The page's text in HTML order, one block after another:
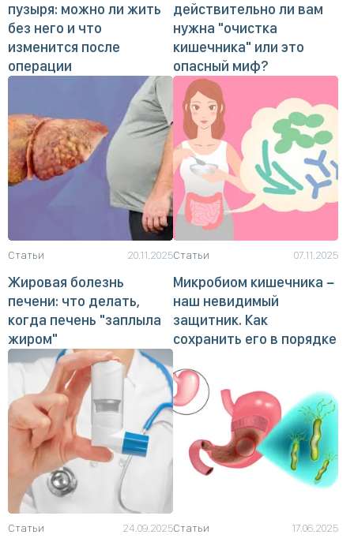
пузыря: можно ли жить
без него и что
изменится после
операции
действительно ли вам
нужна "очистка
кишечника" или это
опасный миф?
Статьи 20.11.2025
Жировая болезнь
печени: что делать,
когда печень "заплыла
жиром"
Статьи 07.11.2025
Микробиом кишечника −
наш невидимый
защитник. Как
сохранить его в порядке
Статьи 24.09.2025Статьи 17.06.2025